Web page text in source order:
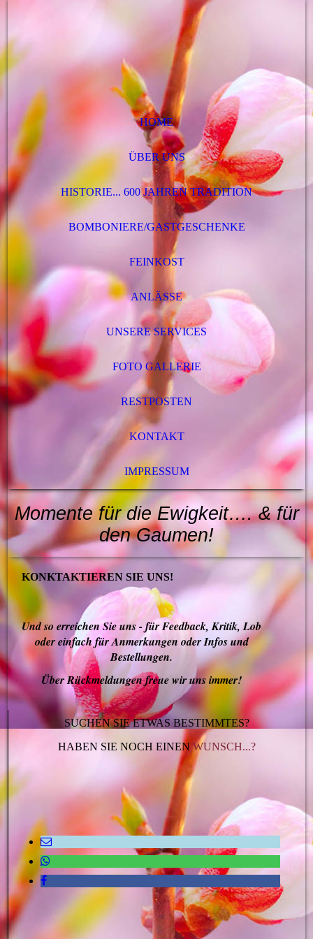
HOME
ÜBER UNS
HISTORIE... 600 JAHREN TRADITION
BOMBONIERE/GASTGESCHENKE
FEINKOST
ANLÄSSE
UNSERE SERVICES
FOTO GALLERIE
RESTPOSTEN
KONTAKT
IMPRESSUM
Momente für die Ewigkeit…. & für
denGaumen!
KONKTAKTIEREN SIE UNS!
Und so erreichen Sie uns - für Feedback, Kritik, Lob
oder einfach für Anmerkungen oder Infos und
Bestellungen.
Über Rückmeldungen freue wir uns immer!
SUCHEN SIE ETWAS BESTIMMTES?
HABEN SIE NOCH EINENWUNSCH...?